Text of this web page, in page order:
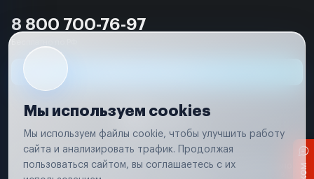
8 800 700-76-97
Условия использования
Вся информация, представленная на сайте, носит исключительно
Мы используем cookies
Мы используем файлы cookie, чтобы улучшить работу
сайта и анализировать трафик. Продолжая
пользоваться сайтом, вы соглашаетесь с их